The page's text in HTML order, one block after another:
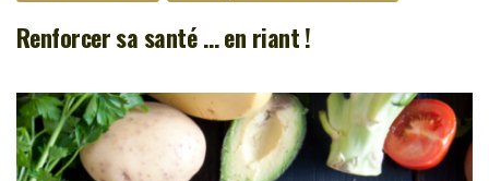
Renforcer sa santé … en riant !